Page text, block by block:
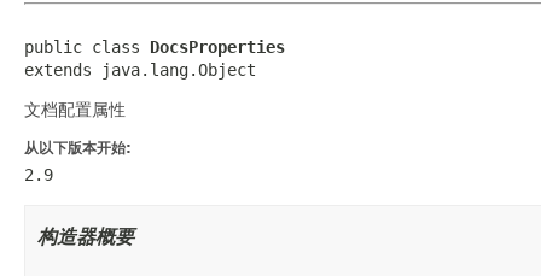
public class DocsProperties
extends java.lang.Object
文档配置属性
从以下版本开始:
2.9
构造器概要